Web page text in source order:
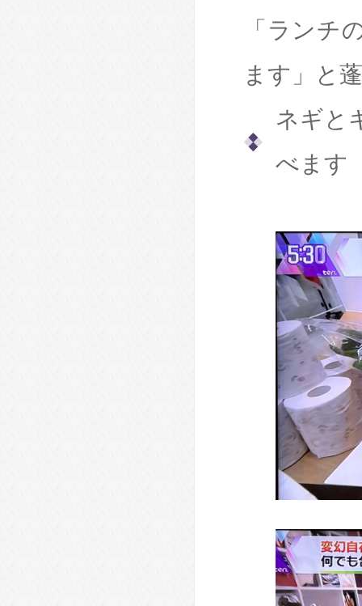
「ランチ
ます」
と
ネギと
べます